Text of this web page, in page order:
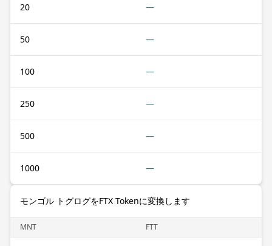
20 —
50 —
100 —
250 —
500 —
1000 —
モンゴル トグログをFTX Tokenに変換します
MNT FTT